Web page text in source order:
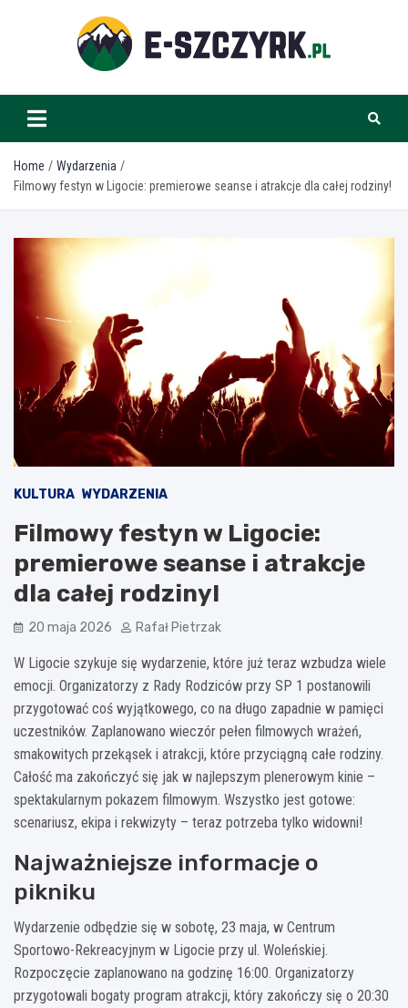
e-szczyrk.pl
Home
Wydarzenia
Filmowy festyn w Ligocie: premierowe seanse i atrakcje dla całej rodziny!
KULTURA WYDARZENIA
Filmowy festyn w Ligocie:
premierowe seanse i atrakcje
dla całej rodziny!
20 maja 2026 Rafał Pietrzak
W Ligocie szykuje się wydarzenie, które już teraz wzbudza wiele
emocji. Organizatorzy z Rady Rodziców przy SP 1 postanowili
przygotować coś wyjątkowego, co na długo zapadnie w pamięci
uczestników. Zaplanowano wieczór pełen filmowych wrażeń,
smakowitych przekąsek i atrakcji, które przyciągną całe rodziny.
Całość ma zakończyć się jak w najlepszym plenerowym kinie –
spektakularnym pokazem filmowym. Wszystko jest gotowe:
scenariusz, ekipa i rekwizyty – teraz potrzeba tylko widowni!
Najważniejsze informacje o
pikniku
Wydarzenie odbędzie się w sobotę, 23 maja, w Centrum
Sportowo-Rekreacyjnym w Ligocie przy ul. Woleńskiej.
Rozpoczęcie zaplanowano na godzinę 16:00. Organizatorzy
przygotowali bogaty program atrakcji, który zakończy się o 20:30